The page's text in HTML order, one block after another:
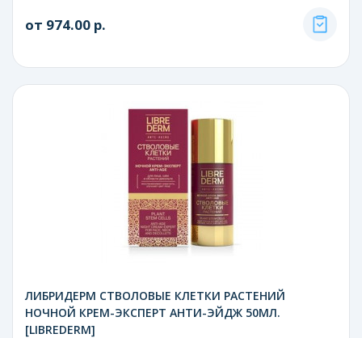
от 974.00 р.
ЛИБРИДЕРМ СТВОЛОВЫЕ КЛЕТКИ РАСТЕНИЙ
НОЧНОЙ КРЕМ-ЭКСПЕРТ АНТИ-ЭЙДЖ 50МЛ.
[LIBREDERM]